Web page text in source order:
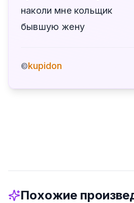
наколи мне кольщик
бывшую жену
©kupidon
Похожие